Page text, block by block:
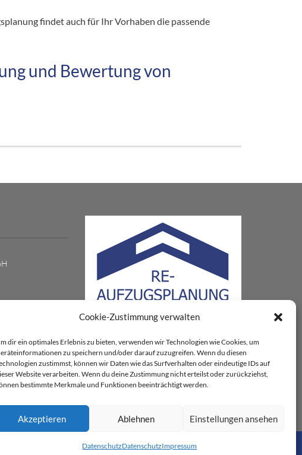
Cookie-Zustimmung verwalten
dir ein optimales Erlebnis zu bieten, verwenden wir Technologien wie Cookies, um
zu speichern und/oder darauf zuzugreifen. Wenn du diesen
zustimmst, können wir Daten wie das Surfverhalten oder eindeutige IDs auf
Website verarbeiten. Wenn du deine Zustimmung nicht erteilst oder zurückziehst,
bestimmte Merkmale und Funktionen beeinträchtigt werden.
Akzeptieren Ablehnen Einstellungen ansehen
DatenschutzDatenschutzImpressum
findet auch für Ihr Vorhaben die passende
und Bewertung von